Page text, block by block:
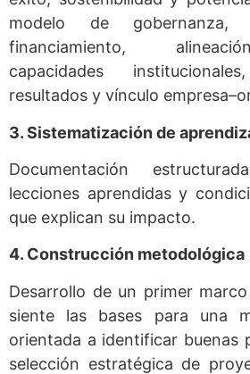
modelo de gobernanza,
financiamiento,
capacidades
resultados y vínculo
3. Sistematización de
Documentación
lecciones aprendidas y
que explican su impacto.
4. Construcción metodológica
Desarrollo de un primer
siente las bases para una
orientada a identificar buenas
selección estratégica de